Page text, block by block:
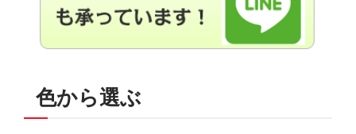
色から選ぶ